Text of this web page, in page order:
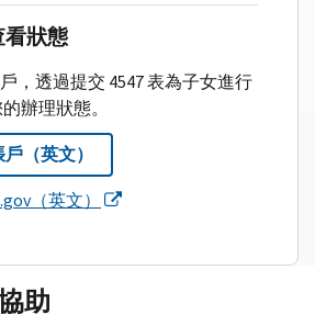
狀態
，透過提交 4547 表為子女進行
辦理狀態。
（英文）
（英文）
助